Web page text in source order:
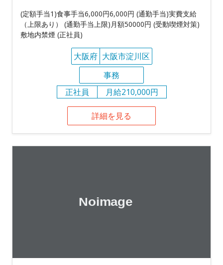
(定額手当1)食事手当6,000円6,000円 (通勤手当)実費支給
（上限あり） (通勤手当上限)月額50000円 (受動喫煙対策)
敷地内禁煙 (正社員)
大阪府 大阪市淀川区
事務
正社員
月給210,000円
詳細を見る